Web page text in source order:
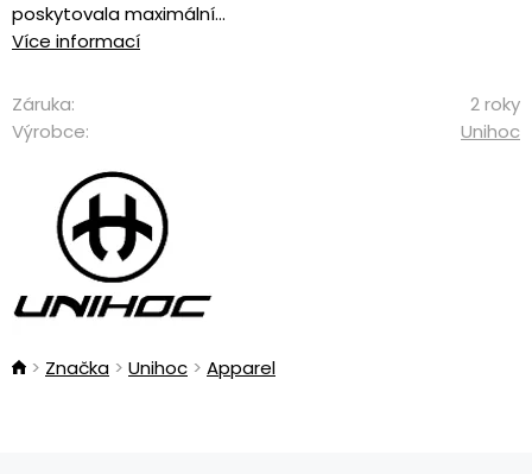
poskytovala maximální...
Více informací
Záruka:
2 roky
Výrobce:
Unihoc
Značka Unihoc Apparel